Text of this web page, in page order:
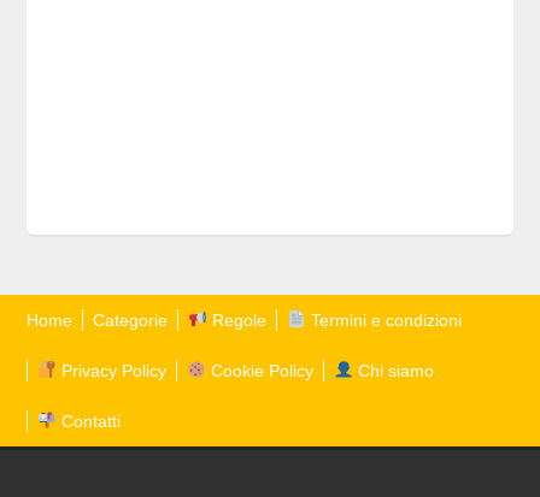
Home Categorie Regole Termini e condizioni
Privacy Policy Cookie Policy Chi siamo
Contatti